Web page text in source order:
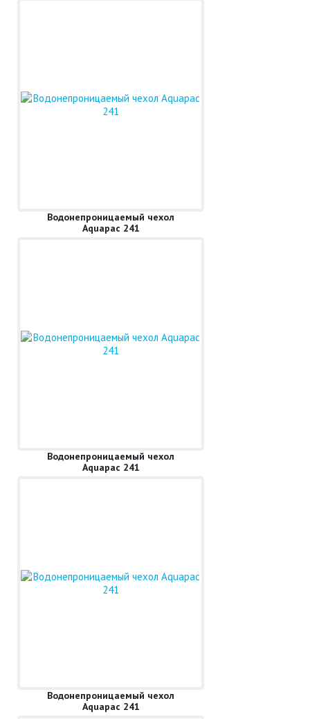
Водонепроницаемый чехол
Aquapac 241
Водонепроницаемый чехол
Aquapac 241
Водонепроницаемый чехол
Aquapac 241